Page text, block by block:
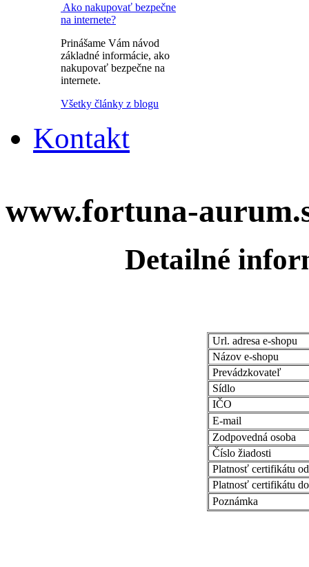
Ako nakupovať bezpečne
na internete?
Prinášame Vám návod
základné informácie, ako
nakupovať bezpečne na
internete.
Všetky články z blogu
Kontakt
www.fortuna-
Detailné
Url. adresa e-shopu
Názov e-shopu
Prevádzkovateľ
Sídlo
IČO
E-mail
Zodpovedná osoba
Číslo žiadosti
Platnosť certifikátu od
Platnosť certifikátu do
Poznámka